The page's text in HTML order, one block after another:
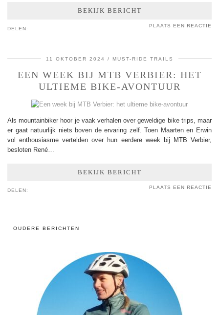
BEKIJK BERICHT
DELEN:
PLAATS EEN REACTIE
11 OKTOBER 2024 MUST-RIDE TRAILS
EEN WEEK BIJ MTB VERBIER: HET
ULTIEME BIKE-AVONTUUR
Als mountainbiker hoor je vaak verhalen over geweldige bike trips, maar
er gaat natuurlijk niets boven de ervaring zelf. Toen Maarten en Erwin
vol enthousiasme vertelden over hun eerdere week bij MTB Verbier,
besloten René…
BEKIJK BERICHT
DELEN:
PLAATS EEN REACTIE
OUDERE BERICHTEN